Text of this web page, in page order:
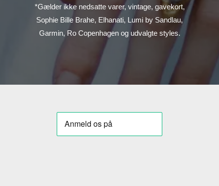
*Gælder ikke nedsatte varer, vintage, gavekort,
Sophie Bille Brahe, Elhanati, Lumi by Sandlau,
Garmin, Ro Copenhagen og udvalgte styles.